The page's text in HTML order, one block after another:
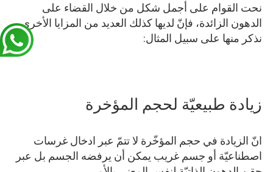
نحت القوام على أجمل شكل من خلال القضاء على
الدهون الزائدة، فإنّ لديها كذلك العديد من المزايا الأخرى
نذكر منها على سبيل المثال:
زيادة طبيعيّة لحجم المؤخرة
انّ الزيادة في حجم المؤخّرة لا تتمّ عبر ادخال غرسات
اصطناعيّة أو جسم غريب يمكن أن يرفضه الجسم بل عبر